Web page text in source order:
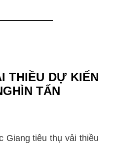
THIỀU DỰ KIẾN
TẤN
Giang tiêu thụ vải thiều